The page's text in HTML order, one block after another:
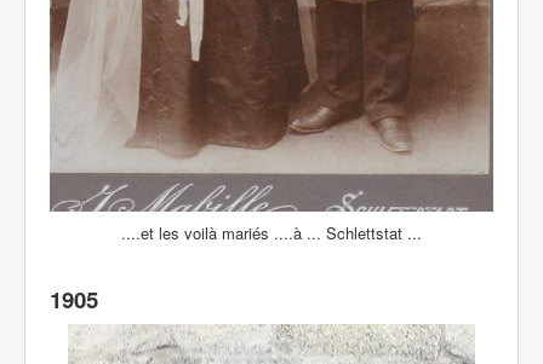
....et les voilà mariés ....à ... Schlettstat ...
1905